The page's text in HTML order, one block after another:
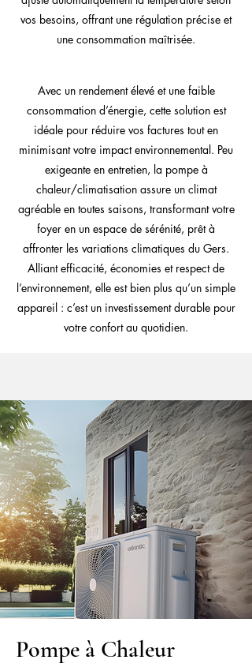
vos besoins, offrant une régulation précise et
une consommation maîtrisée.
Avec un rendement élevé et une faible
consommation d’énergie, cette solution est
idéale pour réduire vos factures tout en
minimisant votre impact environnemental. Peu
exigeante en entretien, la pompe à
chaleur/climatisation assure un climat
agréable en toutes saisons, transformant votre
foyer en un espace de sérénité, prêt à
affronter les variations climatiques du Gers.
Alliant efficacité, économies et respect de
l’environnement, elle est bien plus qu’un simple
appareil : c’est un investissement durable pour
votre confort au quotidien.
Pompe à Chaleur